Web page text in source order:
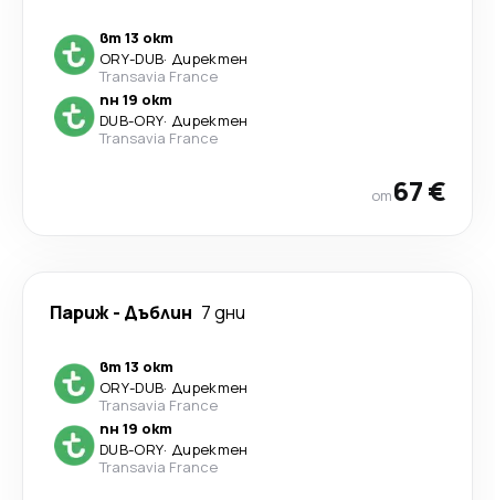
вт 13 окт
ORY-DUB· Директен
Transavia France
пн 19 окт
DUB-ORY· Директен
Transavia France
от67 €
Париж- Дъблин 7 дни
вт 13 окт
ORY-DUB· Директен
Transavia France
пн 19 окт
DUB-ORY· Директен
Transavia France